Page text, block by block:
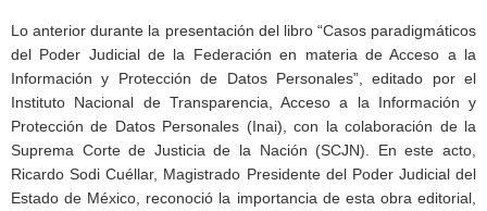
Lo anterior durante la presentación del libro “Casos paradigmáticos
del Poder Judicial de la Federación en materia de Acceso a la
Información y Protección de Datos Personales”, editado por el
Instituto Nacional de Transparencia, Acceso a la Información y
Protección de Datos Personales (Inai), con la colaboración de la
Suprema Corte de Justicia de la Nación (SCJN). En este acto,
Ricardo Sodi Cuéllar, Magistrado Presidente del Poder Judicial del
Estado de México, reconoció la importancia de esta obra editorial,